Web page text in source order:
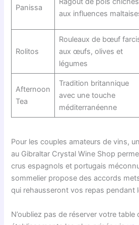
Panissa
aux influences
Rolitos
Rouleaux de bœuf
aux œufs, olives et
légumes
Afternoon
Tea
Tradition britannique
avec une touche
méditerranéenne
Pour les couples amateurs de vins,
au Gibraltar Crystal Wine Shop
crus espagnols et portugais
sommelier propose des accords
qui rehausseront vos repas pendant
N’oubliez pas de réserver votre table